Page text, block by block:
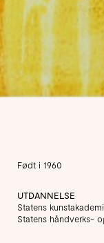
Født i 1960
UTDANNELSE
Statens
Statens håndverks-